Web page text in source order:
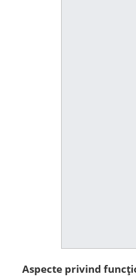
Aspecte privind